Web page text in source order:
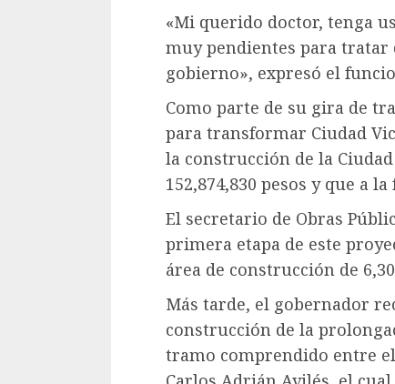
«Mi querido doctor, tenga
muy pendientes para
gobierno», expresó el
Como parte de su gira de
para transformar Ciudad
la construcción de la
152,874,830 pesos y que a
El secretario de Obras
primera etapa de este
área de construcción de
Más tarde, el gobernador
construcción de la
tramo comprendido entre